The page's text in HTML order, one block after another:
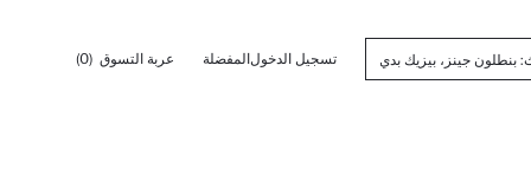
تسجيل الدخولالمفضلة عربة التسوق (0)